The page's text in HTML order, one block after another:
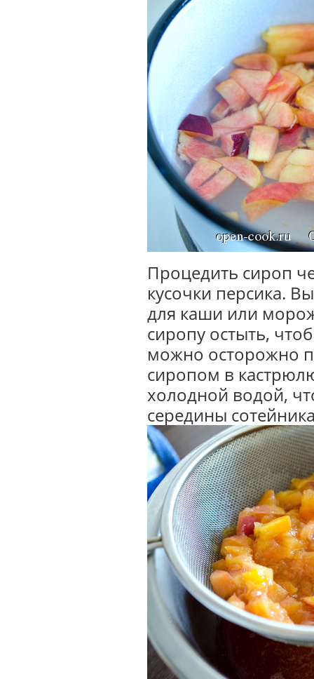
Процедить сироп
кусочки персика.
для каши или
сиропу остыть,
можно осторожно
сиропом в
холодной водой,
середины